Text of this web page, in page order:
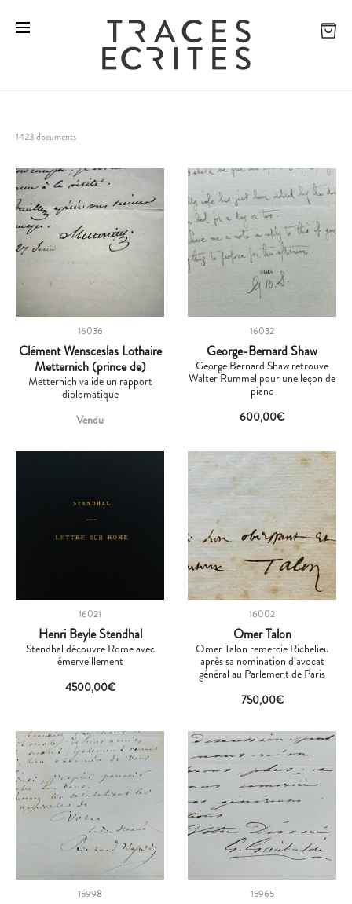
1423 documents
16036
Clément Wensceslas Lothaire
Metternich (prince de)
Metternich valide un rapport
diplomatique
Vendu
16032
George-Bernard Shaw
George Bernard Shaw retrouve
Walter Rummel pour une leçon de
piano
600,00€
16021
Henri Beyle Stendhal
Stendhal découvre Rome avec
émerveillement
4500,00€
16002
Omer Talon
Omer Talon remercie Richelieu
après sa nomination d’avocat
général au Parlement de Paris
750,00€
15998 15965